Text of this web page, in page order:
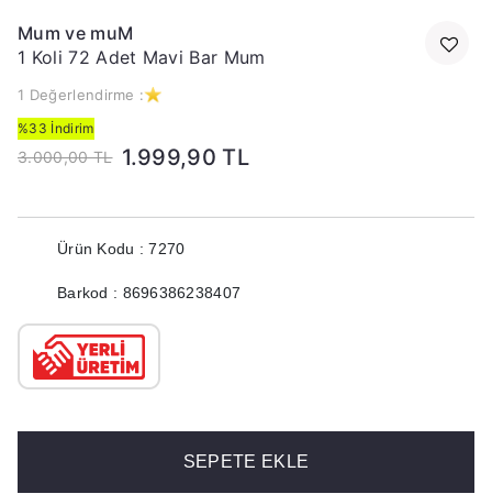
Mum ve muM
1 Koli 72 Adet Mavi Bar Mum
1 Değerlendirme :
%33 İndirim
3.000,00 TL 1.999,90 TL
Ürün Kodu : 7270
Barkod : 8696386238407
SEPETE EKLE